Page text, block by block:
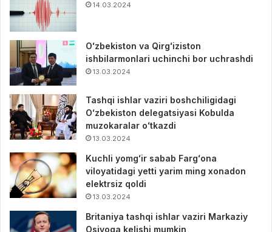
14.03.2024
Oʻzbekiston va Qirgʻiziston
ishbilarmonlari uchinchi bor uchrashdi
13.03.2024
Tashqi ishlar vaziri boshchiligidagi
Oʻzbekiston delegatsiyasi Kobulda
muzokaralar oʻtkazdi
13.03.2024
Kuchli yomgʻir sabab Fargʻona
viloyatidagi yetti yarim ming xonadon
elektrsiz qoldi
13.03.2024
Britaniya tashqi ishlar vaziri Markaziy
Osiyoga kelishi mumkin